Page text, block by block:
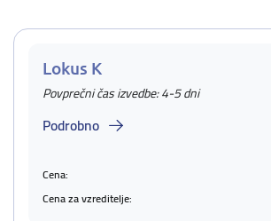
Lokus K
Povprečni čas izvedbe: 4-5 dni
Podrobno
Cena:
Cena za vzreditelje: